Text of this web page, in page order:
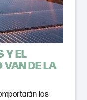
Y EL
VAN DE LA
los